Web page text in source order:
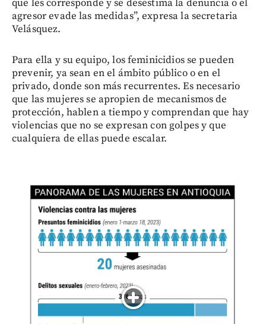
que les corresponde y se desestima la denuncia o el
agresor evade las medidas”, expresa la secretaria
Velásquez.
Para ella y su equipo, los feminicidios se pueden
prevenir, ya sean en el ámbito público o en el
privado, donde son más recurrentes. Es necesario
que las mujeres se apropien de mecanismos de
protección, hablen a tiempo y comprendan que hay
violencias que no se expresan con golpes y que
cualquiera de ellas puede escalar.